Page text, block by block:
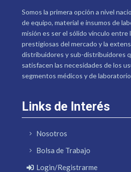
Somos la primera opción a nivel
de equipo, material e insumos de
misión es ser el sólido vínculo entre
prestigiosas del mercado y la
distribuidores y sub-distribuidores
satisfacen las necesidades de los
segmentos médicos y de
Links de Interés
Nosotros
Bolsa de Trabajo
Login/Registrarme